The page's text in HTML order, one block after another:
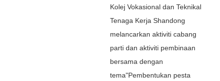
Kolej Vokasional dan Teknikal
Tenaga Kerja Shandong
melancarkan aktiviti cabang
parti dan aktiviti pembinaan
bersama dengan
tema"Pembentukan pesta